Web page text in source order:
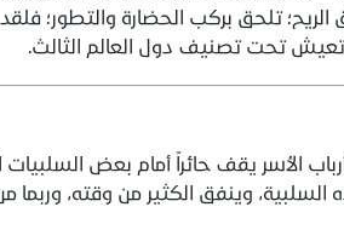
تلحق بركب الحضارة والتطور؛
تحت تصنيف دول العالم الثالث.
الأسر يقف حائراً أمام بعض السلبيات
وينفق الكثير من وقته، وربما